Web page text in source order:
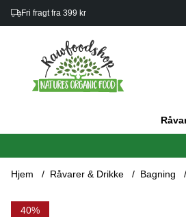
Fri fragt fra 399 kr
Hjem Råvarer & Drikke Bagning
40
Produktbilleder Vaniljesukker ØKO